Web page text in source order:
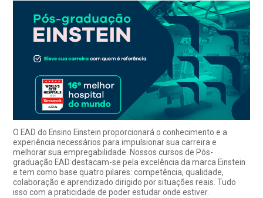
O EAD do Ensino Einstein proporcionará o conhecimento e a
experiência necessários para impulsionar sua carreira e
melhorar sua empregabilidade. Nossos cursos de Pós-
graduação EAD destacam-se pela excelência da marca Einstein
e tem como base quatro pilares: competência, qualidade,
colaboração e aprendizado dirigido por situações reais. Tudo
isso com a praticidade de poder estudar onde estiver.